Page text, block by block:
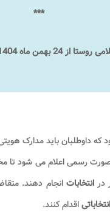
***
بهمن ماه ادامه خواهد داشت.
داوطلبان باید مدارک
صورت رسمی اعلام می شود تا
درانتخاباتانجام دهند.
انتخاباتیاقدام کنند.